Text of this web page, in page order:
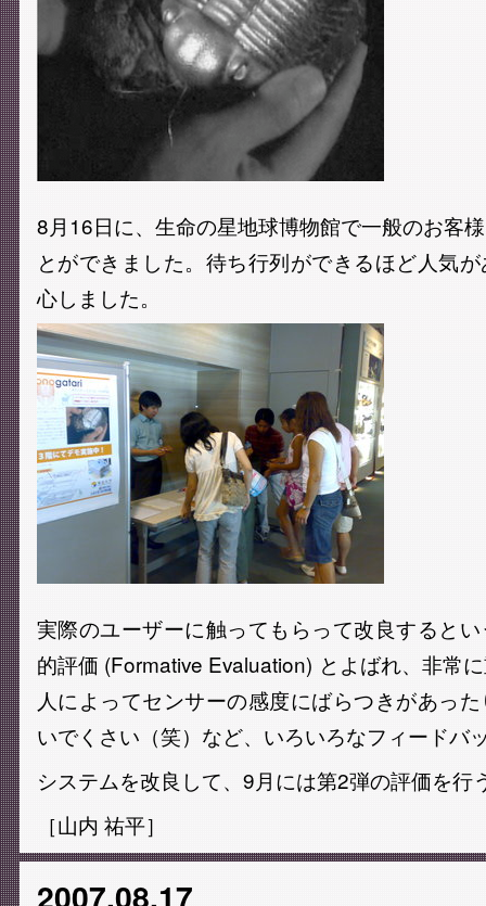
8月16日に、生命の星地球博物館で一般のお客
とができました。待ち行列ができるほど人気
心しました。
実際のユーザーに触ってもらって改良すると
的評価 (Formative Evaluation) とよばれ、非常
人によってセンサーの感度にばらつきがあっ
いでくさい（笑）など、いろいろなフィードバ
システムを改良して、9月には第2弾の評価を行
［山内 祐平］
2007.08.17